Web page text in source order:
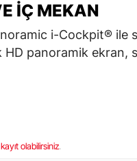
İÇ MEKAN
i-Cockpit® ile
HD panoramik ekran,
kayıt olabilirsiniz.